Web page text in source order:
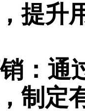
提升
：通
制定